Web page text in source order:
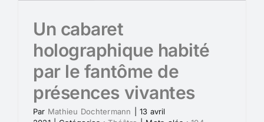
Un cabaret
holographique habité
par le fantôme de
présences vivantes
Par Mathieu Dochtermann
13 avril